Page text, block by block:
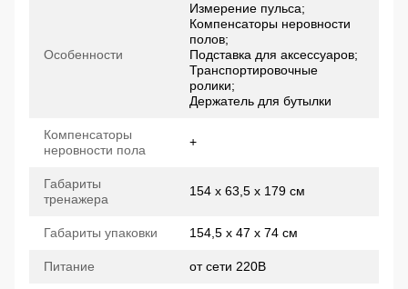
Особенности
Измерение пульса;
Компенсаторы неровности
полов;
Подставка для аксессуаров;
Транспортировочные
ролики;
Держатель для бутылки
Компенсаторы
неровности пола
+
Габариты
тренажера
154 x 63,5 x 179 см
Габариты упаковки 154,5 х 47 х 74 см
Питание от сети 220В